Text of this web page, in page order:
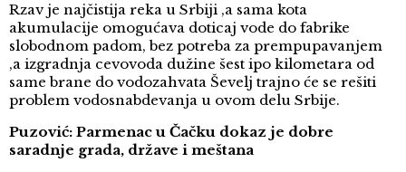
Rzav je najčistija reka u Srbiji ,a sama kota
akumulacije omogućava doticaj vode do fabrike
slobodnom padom, bez potreba za prempupavanjem
,a izgradnja cevovoda dužine šest ipo kilometara od
same brane do vodozahvata Ševelj trajno će se rešiti
problem vodosnabdevanja u ovom delu Srbije.
Puzović: Parmenac u Čačku dokaz je dobre
saradnje grada, države i meštana